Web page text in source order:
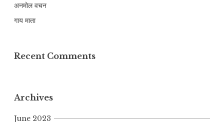
अनमोल वचन
गाय माता
Recent Comments
Archives
June 2023